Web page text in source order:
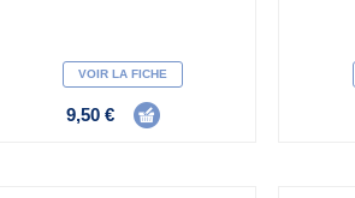
VOIR LA FICHE
9,50 €